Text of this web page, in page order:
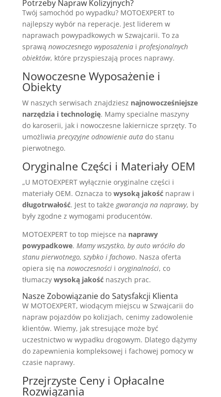
Potrzeby Napraw Kolizyjnych?
Twój samochód po wypadku? MOTOEXPERT to
najlepszy wybór na reperacje. Jest liderem w
naprawach powypadkowych w Szwajcarii. To za
sprawą nowoczesnego wyposażeniai profesjonalnych
obiektów, które przyspieszają proces naprawy.
Nowoczesne Wyposażenie i
Obiekty
W naszych serwisach znajdziesz najnowocześniejsze
narzędzia i technologię. Mamy specialne maszyny
do karoserii, jak i nowoczesne lakiernicze sprzęty. To
umożliwia precyzyjne odnowienie autado stanu
pierwotnego.
Oryginalne Części i Materiały OEM
„U MOTOEXPERT wyłącznie oryginalne części i
materiały OEM. Oznacza to wysoką jakośćnapraw i
długotrwałość. Jest to także gwarancja na naprawy, by
były zgodne z wymogami producentów.
MOTOEXPERT to top miejsce na naprawy
powypadkowe. Mamy wszystko, by auto wróciło do
stanu pierwotnego, szybko i fachowo. Nasza oferta
opiera się na nowoczesnościi oryginalności, co
tłumaczy wysoką jakośćnaszych prac.
Nasze Zobowiązanie do Satysfakcji Klienta
W MOTOEXPERT, wiodącym miejscu w Szwajcarii do
napraw pojazdów po kolizjach, cenimy zadowolenie
klientów. Wiemy, jak stresujące może być
uczestnictwo w wypadku drogowym. Dlatego dążymy
do zapewnienia kompleksowej i fachowej pomocy w
czasie naprawy.
Przejrzyste Ceny i Opłacalne
Rozwiązania